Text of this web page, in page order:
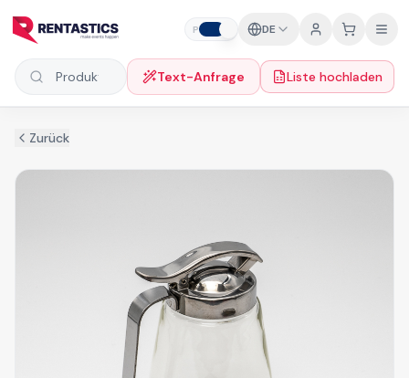
P DE
Produkte suchen Text-Anfrage Liste hochladen
Zurück